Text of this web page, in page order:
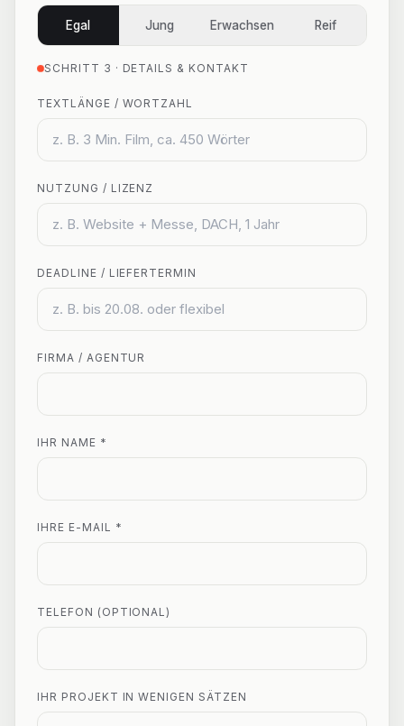
Egal Jung Erwachsen Reif
SCHRITT 3 · DETAILS & KONTAKT
TEXTLÄNGE / WORTZAHL
NUTZUNG / LIZENZ
DEADLINE / LIEFERTERMIN
FIRMA / AGENTUR
IHR NAME *
IHRE E-MAIL *
TELEFON (OPTIONAL)
IHR PROJEKT IN WENIGEN SÄTZEN